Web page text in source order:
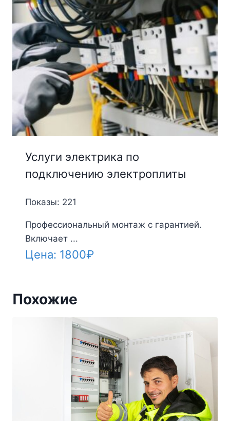
Услуги электрика по
подключению электроплиты
Показы: 221
Профессиональный монтаж с гарантией.
Включает ...
Цена: 1800₽
Похожие